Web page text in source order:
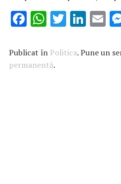
F
e
b
W
at
s
T
it
Li
k
E
ai
Publicat în Politica. Pune un
permanentă.